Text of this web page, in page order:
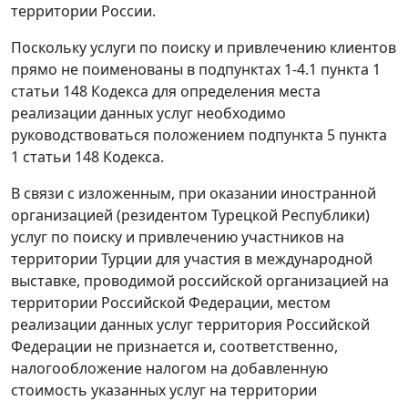
территории России.
Поскольку услуги по поиску и привлечению клиентов
прямо не поименованы в подпунктах 1-4.1 пункта 1
статьи 148 Кодекса для определения места
реализации данных услуг необходимо
руководствоваться положением подпункта 5 пункта
1 статьи 148 Кодекса.
В связи с изложенным, при оказании иностранной
организацией (резидентом Турецкой Республики)
услуг по поиску и привлечению участников на
территории Турции для участия в международной
выставке, проводимой российской организацией на
территории Российской Федерации, местом
реализации данных услуг территория Российской
Федерации не признается и, соответственно,
налогообложение налогом на добавленную
стоимость указанных услуг на территории